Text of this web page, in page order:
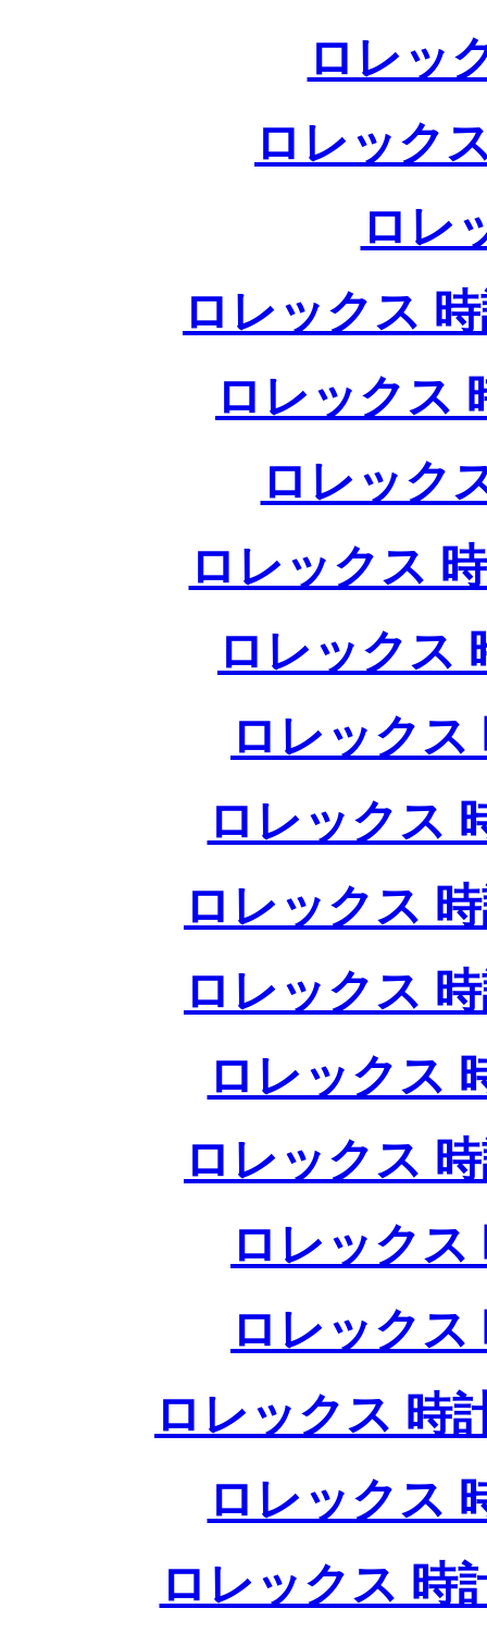
ロレッ
ロレック
ロレ
ロレックス
ロレックス
ロレック
ロレックス
ロレックス
ロレックス
ロレックス
ロレックス
ロレックス
ロレックス
ロレックス
ロレックス
ロレックス
ロレックス 時
ロレックス
ロレックス 時